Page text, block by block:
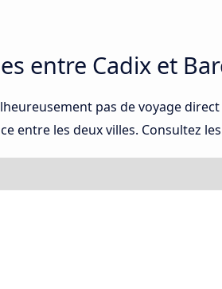
entre Cadix et
pas de voyage
entre les deux villes. Consultez